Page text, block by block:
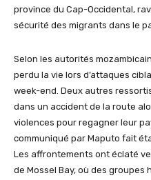
province du Cap-Occidental,
sécurité des migrants dans le
Selon les autorités
perdu la vie lors d’attaques
week-end. Deux autres
dans un accident de la route
violences pour regagner leur
communiqué par Maputo fait
Les affrontements ont éclaté
de Mossel Bay, où des